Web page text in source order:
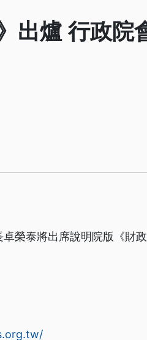
出爐 行政院
榮泰將出席說明院版《財